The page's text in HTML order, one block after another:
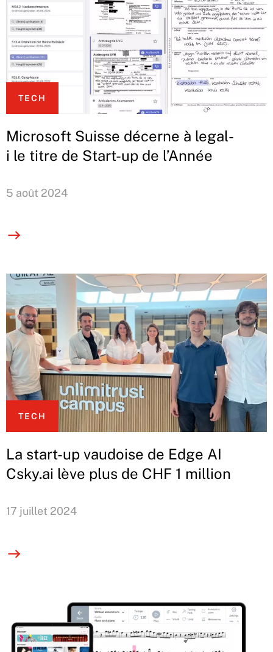
TECH
Microsoft Suisse décerne à legal-
i le titre de Start-up de l’Année
5 août 2024
TECH
La start-up vaudoise de Edge AI
Csky.ai lève plus de CHF 1 million
17 juillet 2024